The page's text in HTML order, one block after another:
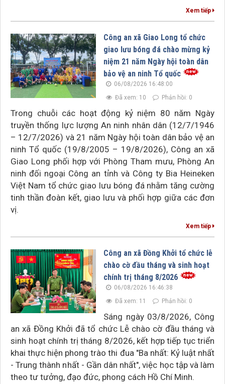
Xem tiếp
Công an xã Giao Long tổ chức
giao lưu bóng đá chào mừng kỷ
niệm 21 năm Ngày hội toàn dân
bảo vệ an ninh Tổ quốc
06/08/2026 16:48:00
Đã xem: 10
Phản hồi: 0
Trong chuỗi các hoạt động kỷ niệm 80 năm Ngày
truyền thống lực lượng An ninh nhân dân (12/7/1946
– 12/7/2026) và 21 năm Ngày hội toàn dân bảo vệ an
ninh Tổ quốc (19/8/2005 – 19/8/2026), Công an xã
Giao Long phối hợp với Phòng Tham mưu, Phòng An
ninh đối ngoại Công an tỉnh và Công ty Bia Heineken
Việt Nam tổ chức giao lưu bóng đá nhằm tăng cường
tinh thần đoàn kết, giao lưu và phối hợp giữa các đơn
vị.
Xem tiếp
Công an xã Đồng Khởi tổ chức lễ
chào cờ đầu tháng và sinh hoạt
chính trị tháng 8/2026
06/08/2026 16:46:38
Đã xem: 11
Phản hồi: 0
Sáng ngày 03/8/2026, Công
an xã Đồng Khởi đã tổ chức Lễ chào cờ đầu tháng và
sinh hoạt chính trị tháng 8/2026, kết hợp tiếp tục triển
khai thực hiện phong trào thi đua "Ba nhất: Kỷ luật nhất
- Trung thành nhất - Gần dân nhất", việc học tập và làm
theo tư tưởng, đạo đức, phong cách Hồ Chí Minh.